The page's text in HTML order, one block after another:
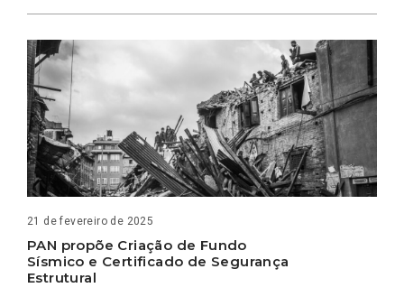
21 de fevereiro de 2025
PAN propõe Criação de Fundo
Sísmico e Certificado de Segurança
Estrutural